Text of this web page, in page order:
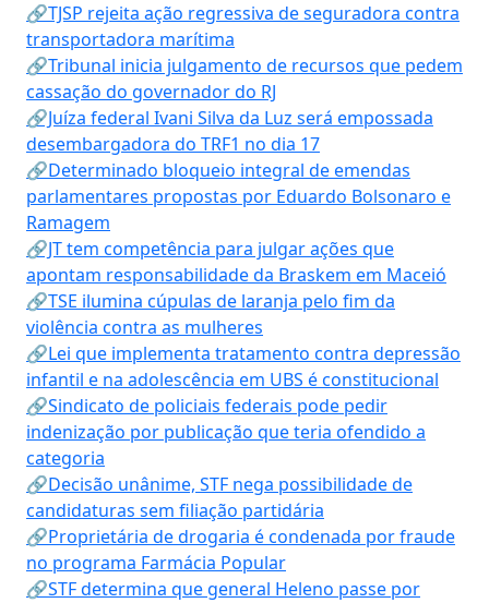
🔗TJSP rejeita ação regressiva de seguradora contra
transportadora marítima
🔗Tribunal inicia julgamento de recursos que pedem
cassação do governador do RJ
🔗Juíza federal Ivani Silva da Luz será empossada
desembargadora do TRF1 no dia 17
🔗Determinado bloqueio integral de emendas
parlamentares propostas por Eduardo Bolsonaro e
Ramagem
🔗JT tem competência para julgar ações que
apontam responsabilidade da Braskem em Maceió
🔗TSE ilumina cúpulas de laranja pelo fim da
violência contra as mulheres
🔗Lei que implementa tratamento contra depressão
infantil e na adolescência em UBS é constitucional
🔗Sindicato de policiais federais pode pedir
indenização por publicação que teria ofendido a
categoria
🔗Decisão unânime, STF nega possibilidade de
candidaturas sem filiação partidária
🔗Proprietária de drogaria é condenada por fraude
no programa Farmácia Popular
🔗STF determina que general Heleno passe por